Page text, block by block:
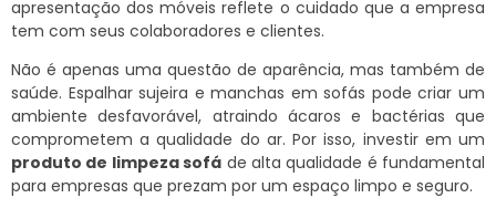
apresentação dos móveis reflete o cuidado que a empresa
tem com seus colaboradores e clientes.
Não é apenas uma questão de aparência, mas também de
saúde. Espalhar sujeira e manchas em sofás pode criar um
ambiente desfavorável, atraindo ácaros e bactérias que
comprometem a qualidade do ar. Por isso, investir em um
produto de limpeza sofá de alta qualidade é fundamental
para empresas que prezam por um espaço limpo e seguro.